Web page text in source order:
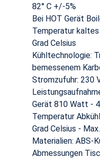
82° C +/-5%
Bei HOT Gerät
Temperatur kaltes
Grad Celsius
Kühltechnologie:
bemessenem
Stromzufuhr: 230
Gerät 810 Watt -
Temperatur
Grad Celsius -
Materialien: ABS-
Abmessungen